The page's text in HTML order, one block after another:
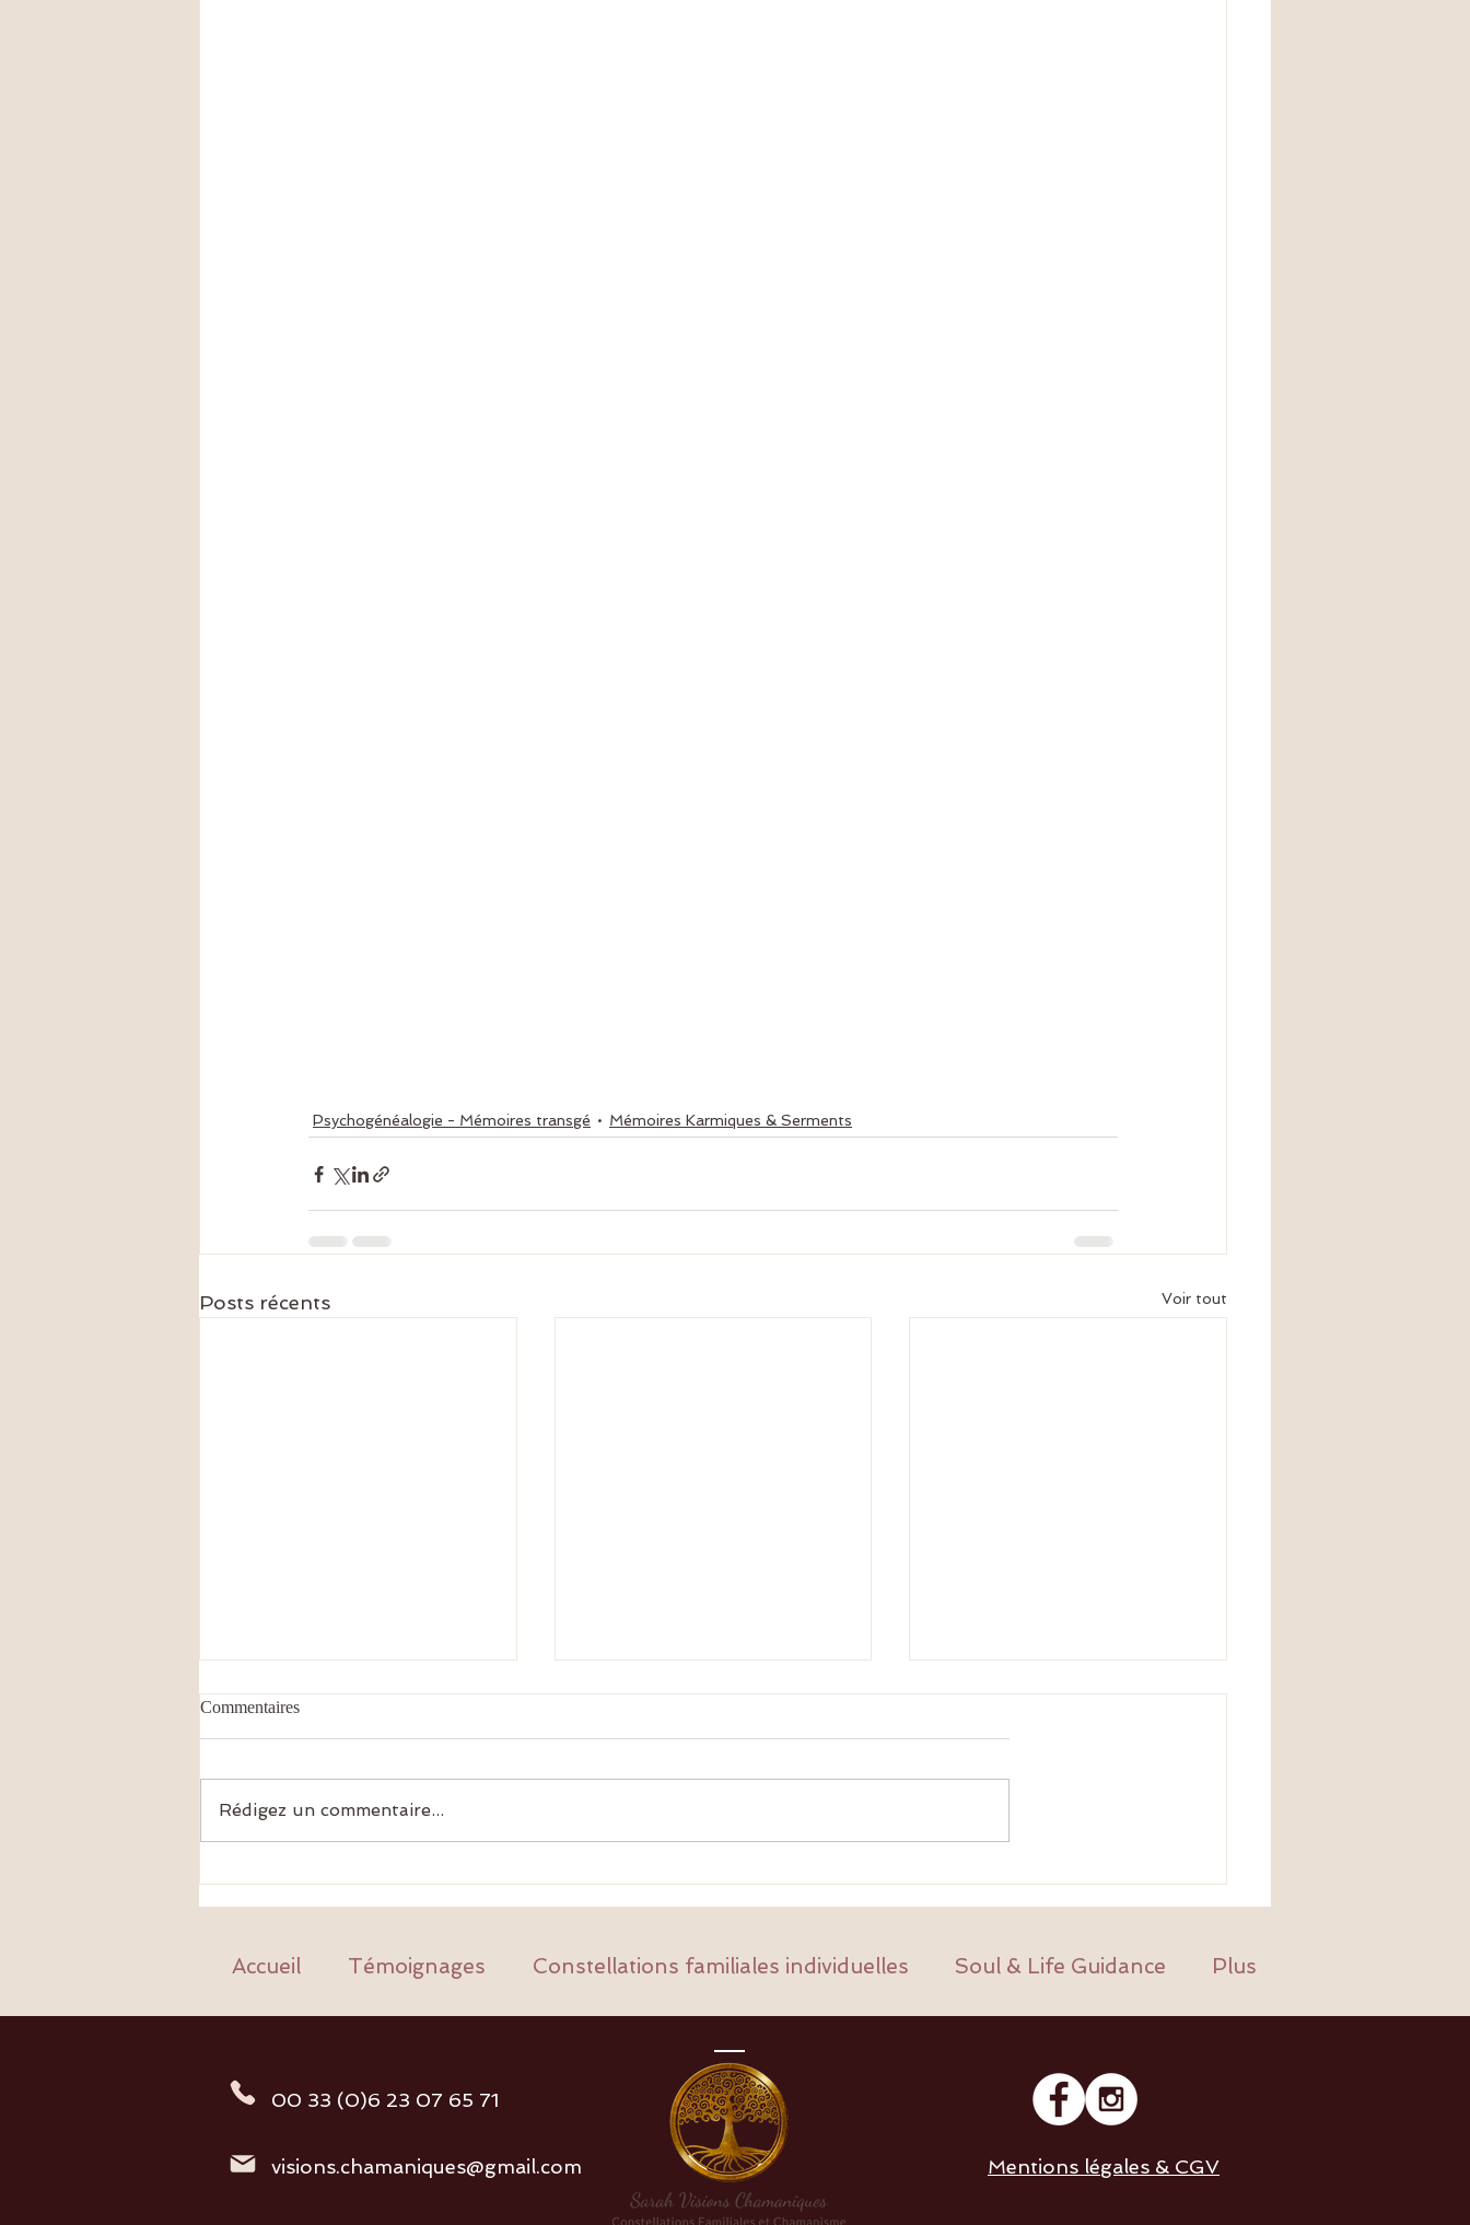
Psychogénéalogie - Mémoires transgé Mémoires Karmiques & Serments
Posts récents Voir tout
demain commençait par tes
Fréchet
Commentaires
Rédigez un commentaire...
Accueil Témoignages Constellations familiales individuelles Soul & Life Guidance Plus
00 33 (0)6 23 07 65 71
visions.chamaniques@gmail.com Mentions légales & CGV